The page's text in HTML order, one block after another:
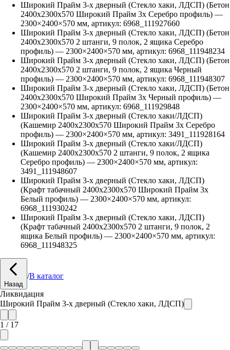
Широкий Прайм 3-х дверный (Стекло хаки, ЛДСП) (Бетон
2400х2300х570 Широкий Прайм 3х Серебро профиль) —
2300×2400×570 мм, артикул: 6968_111927660
Широкий Прайм 3-х дверный (Стекло хаки, ЛДСП) (Бетон
2400х2300х570 2 штанги, 9 полок, 2 ящика Серебро
профиль) — 2300×2400×570 мм, артикул: 6968_111948234
Широкий Прайм 3-х дверный (Стекло хаки, ЛДСП) (Бетон
2400х2300х570 2 штанги, 9 полок, 2 ящика Черный
профиль) — 2300×2400×570 мм, артикул: 6968_111948307
Широкий Прайм 3-х дверный (Стекло хаки, ЛДСП) (Бетон
2400х2300х570 Широкий Прайм 3х Черный профиль) —
2300×2400×570 мм, артикул: 6968_111929848
Широкий Прайм 3-х дверный (Стекло хаки/ЛДСП)
(Кашемир 2400х2300х570 Широкий Прайм 3х Серебро
профиль) — 2300×2400×570 мм, артикул: 3491_111928164
Широкий Прайм 3-х дверный (Стекло хаки/ЛДСП)
(Кашемир 2400х2300х570 2 штанги, 9 полок, 2 ящика
Серебро профиль) — 2300×2400×570 мм, артикул:
3491_111948607
Широкий Прайм 3-х дверный (Стекло хаки, ЛДСП)
(Крафт табачный 2400х2300х570 Широкий Прайм 3х
Белый профиль) — 2300×2400×570 мм, артикул:
6968_111930242
Широкий Прайм 3-х дверный (Стекло хаки, ЛДСП)
(Крафт табачный 2400х2300х570 2 штанги, 9 полок, 2
ящика Белый профиль) — 2300×2400×570 мм, артикул:
6968_111948325
Назад
/В каталог
Ликвидация
Широкий Прайм 3-х дверный (Стекло хаки, ЛДСП)
1 / 17